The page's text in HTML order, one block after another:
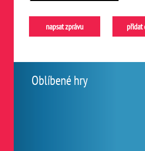
napsat zprávu přidat
Oblíbené hry